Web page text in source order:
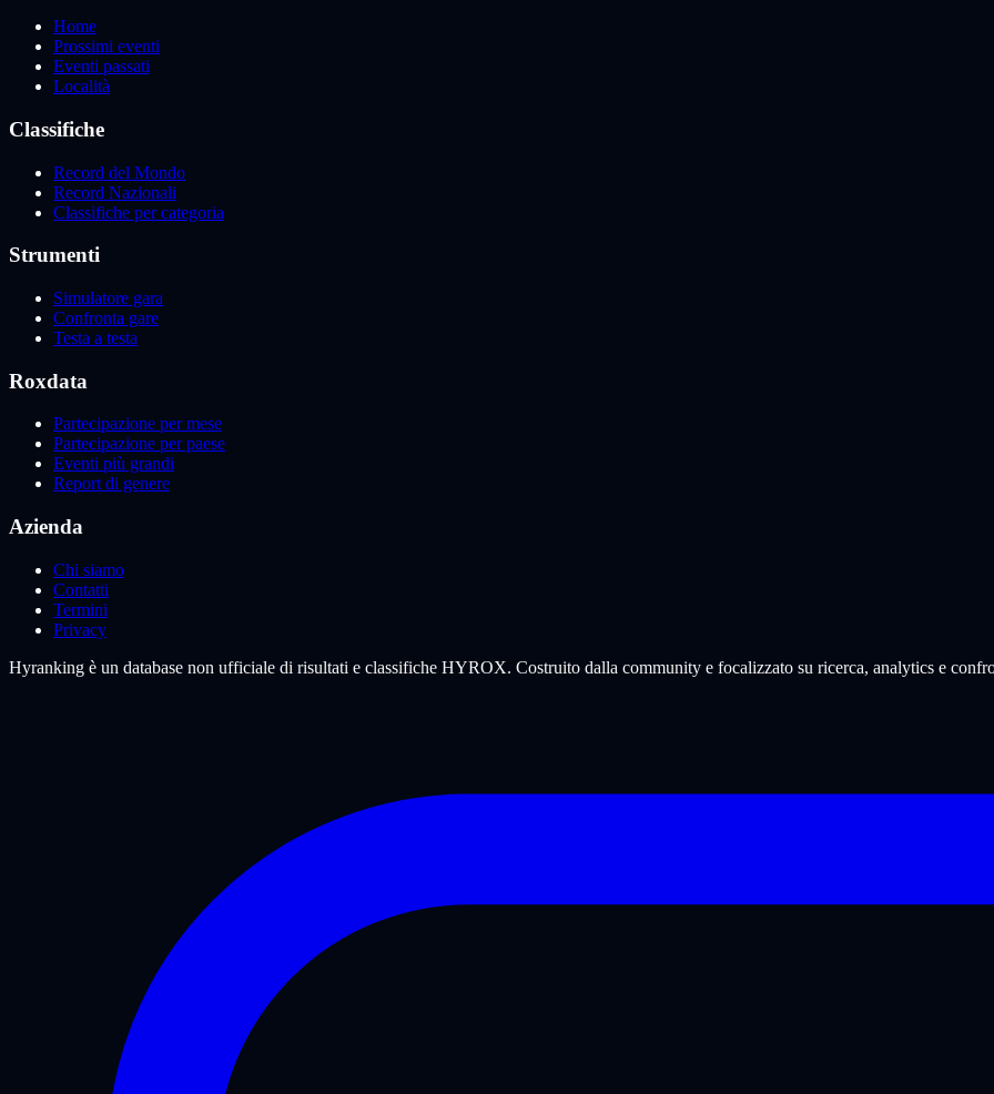
Home
Prossimi eventi
Eventi passati
Località
Classifiche
Record del Mondo
Record Nazionali
Classifiche per categoria
Strumenti
Simulatore gara
Confronta gare
Testa a testa
Roxdata
Partecipazione per mese
Partecipazione per paese
Eventi più grandi
Report di genere
Azienda
Chi siamo
Contatti
Termini
Privacy
Hyranking è un database non ufficiale di risultati e classifiche HYROX. Costruito dalla community e focalizzato su ricerca, analytics e